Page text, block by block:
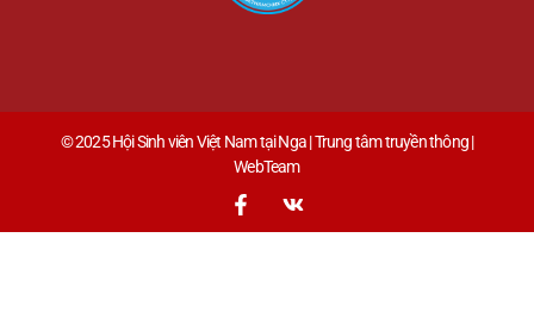
© 2025 Hội Sinh viên Việt Nam tại Nga | Trung tâm truyền thông |
WebTeam